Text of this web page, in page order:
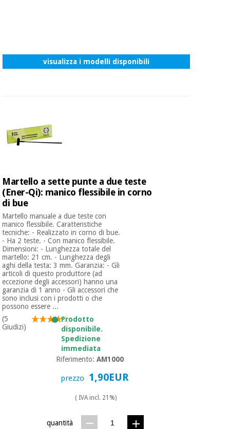
visualizza i modelli disponibili
Martello a sette punte a due teste
(Ener-Qi): manico flessibile in corno
di bue
Martello manuale a due teste con
manico flessibile. Caratteristiche
tecniche: - Realizzato in corno di bue.
- Ha 2 teste. - Con manico flessibile.
Dimensioni: - Lunghezza totale del
martello: 21 cm. - Lunghezza degli
aghi della testa: 3 mm. Garanzia: - Gli
articoli di questo produttore (ad
eccezione degli accessori) hanno una
garanzia di 1 anno - Gli accessori che
sono inclusi con i prodotti o che
possono essere ...
(5
Giudizi)
Prodotto
disponibile.
Spedizione
immediata
Riferimento:AM1000
prezzo 1,90EUR
( IVA incl. 21%)
quantità